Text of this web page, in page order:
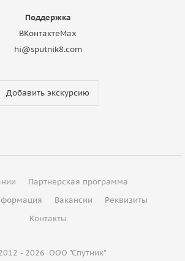
Поддержка
ВКонтактеMax
hi@sputnik8.com
Добавить экскурсию
Партнерская программа
Вакансии
Реквизиты
Контакты
- 2026 ООО "Спутник"